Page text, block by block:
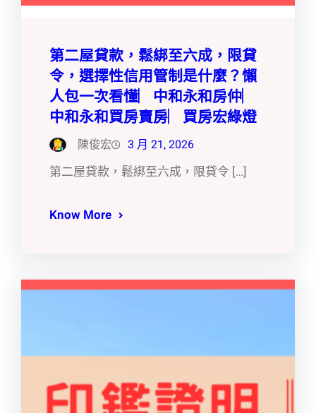
第二屋貸款，鬆綁至六成，限貸
令，選擇性信用管制是什麼？懶
人包一次看懂︳中和永和房仲︳
中和永和買房賣房︳買房宏綠燈
陳俊宏 3 月 21, 2026
第二屋貸款，鬆綁至六成，限貸令 […]
Know More